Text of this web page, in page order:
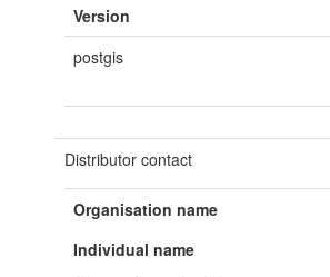
Version
postgis
Distributor contact
Organisation name
Individual name